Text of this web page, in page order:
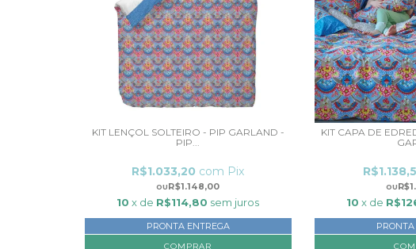
KIT LENÇOL SOLTEIRO - PIP GARLAND -
PIP...
R$1.148,00
R$1.033,20 com Pix
10 x de R$114,80 sem juros
PRONTA ENTREGA
KIT CAPA DE
10 x de